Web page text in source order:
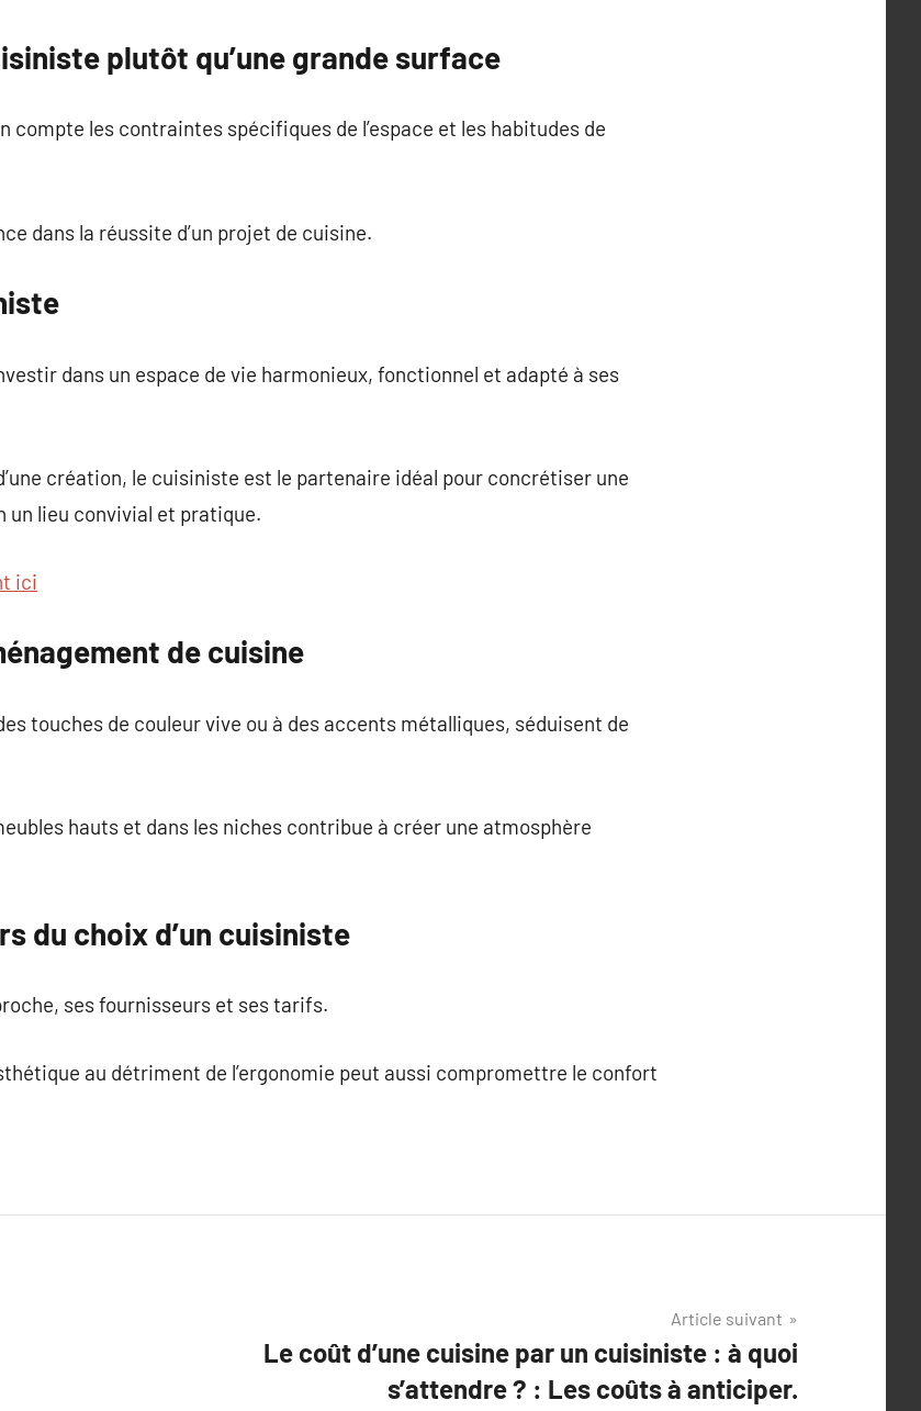
plutôt qu’une grande surface
compte les contraintes spécifiques de l’espace et les habitudes de
dans la réussite d’un projet de cuisine.
dans un espace de vie harmonieux, fonctionnel et adapté à ses
d’une création, le cuisiniste est le partenaire idéal pour concrétiser une
un lieu convivial et pratique.
ici
de cuisine
touches de couleur vive ou à des accents métalliques, séduisent de
hauts et dans les niches contribue à créer une atmosphère
du choix d’un cuisiniste
ses fournisseurs et ses tarifs.
au détriment de l’ergonomie peut aussi compromettre le confort
Article suivant
Le coût d’une cuisine par un cuisiniste : à quoi
s’attendre ? : Les coûts à anticiper.